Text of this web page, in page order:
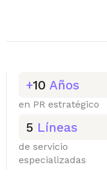
+10 Años
en PR estratégico
5 Líneas
de servicio
especializadas